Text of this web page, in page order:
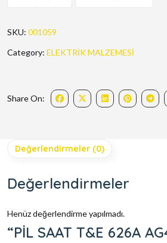
SKU: 001059
Category: ELEKTRİK MALZEMESİ
Share On:
Değerlendirmeler (0)
Değerlendirmeler
Henüz değerlendirme yapılmadı.
“PİL SAAT T&E 626A